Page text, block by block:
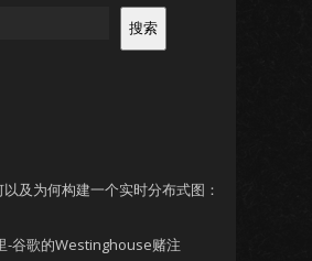
搜索
及为何构建一个实时分布式图：
-谷歌的Westinghouse赌注